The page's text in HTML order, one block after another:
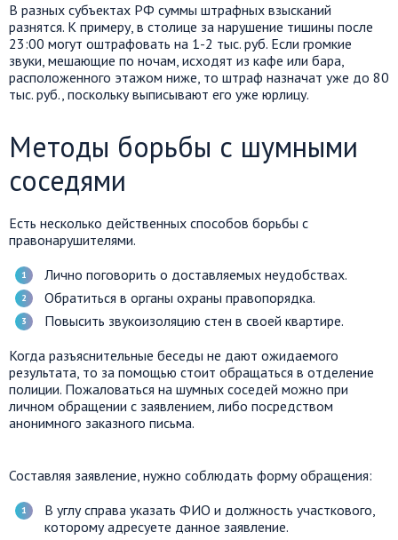
В разных субъектах РФ суммы штрафных взысканий
разнятся. К примеру, в столице за нарушение тишины после
23:00 могут оштрафовать на 1-2 тыс. руб. Если громкие
звуки, мешающие по ночам, исходят из кафе или бара,
расположенного этажом ниже, то штраф назначат уже до 80
тыс. руб., поскольку выписывают его уже юрлицу.
Методы борьбы с шумными
соседями
Есть несколько действенных способов борьбы с
правонарушителями.
Лично поговорить о доставляемых неудобствах.
Обратиться в органы охраны правопорядка.
Повысить звукоизоляцию стен в своей квартире.
Когда разъяснительные беседы не дают ожидаемого
результата, то за помощью стоит обращаться в отделение
полиции. Пожаловаться на шумных соседей можно при
личном обращении с заявлением, либо посредством
анонимного заказного письма.
Составляя заявление, нужно соблюдать форму обращения:
В углу справа указать ФИО и должность участкового,
которому адресуете данное заявление.